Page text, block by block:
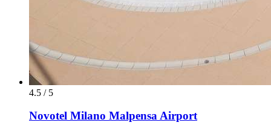
4.5 / 5
Novotel Milano Malpensa Airport